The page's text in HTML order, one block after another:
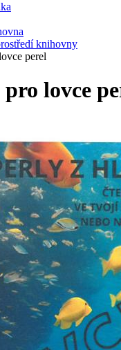
knihovny
perel
lovce